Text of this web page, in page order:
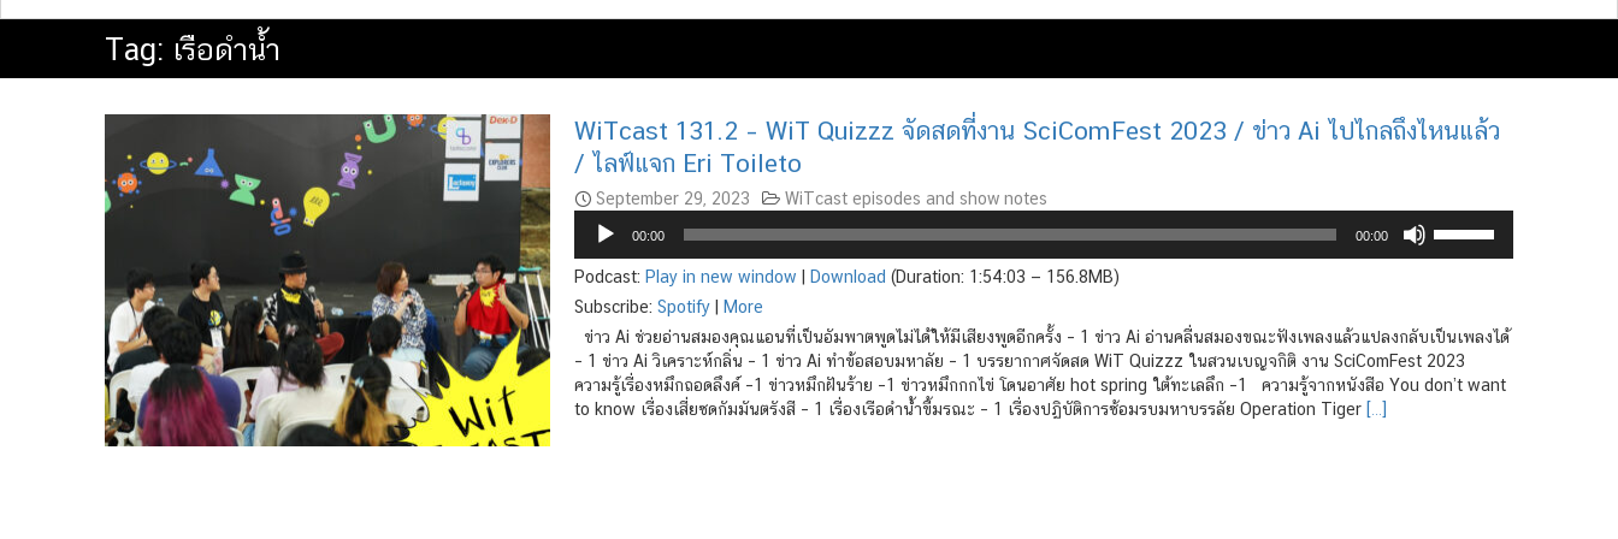
Tag: เรือดำน้ำ
WiTcast 131.2 – WiT Quizzz จัดสดที่งาน SciComFest 2023 / ข่าว Ai ไปไกลถึงไหนแล้ว
/ ไลฟ์แจก Eri Toileto
September 29, 2023 WiTcast episodes and show notes
Audio
Player
00:00 00:00
to
increase
or
Podcast: Play in new window | Download (Duration: 1:54:03 — 156.8MB)
Subscribe: Spotify| More
ข่าว Ai ช่วยอ่านสมองคุณแอนที่เป็นอัมพาตพูดไม่ได้ให้มีเสียงพูดอีกครั้ง – 1 ข่าว Ai อ่านคลื่นสมองขณะฟังเพลงแล้วแปลงกลับเป็นเพลงได้
– 1 ข่าว Ai วิเคราะห์กลิ่น – 1 ข่าว Ai ทำข้อสอบมหาลัย – 1 บรรยากาศจัดสด WiT Quizzz ในสวนเบญจกิติ งาน SciComFest 2023
ความรู้เรื่องหมึกถอดลึงค์ –1 ข่าวหมึกฝันร้าย –1 ข่าวหมึกกกไข่ โดนอาศัย hot spring ใต้ทะเลลึก –1 ความรู้จากหนังสือ You don’t want
to know เรื่องเสี่ยซดกัมมันตรังสี – 1 เรื่องเรือดำน้ำขี้มรณะ – 1 เรื่องปฏิบัติการซ้อมรบมหาบรรลัย Operation Tiger[…]